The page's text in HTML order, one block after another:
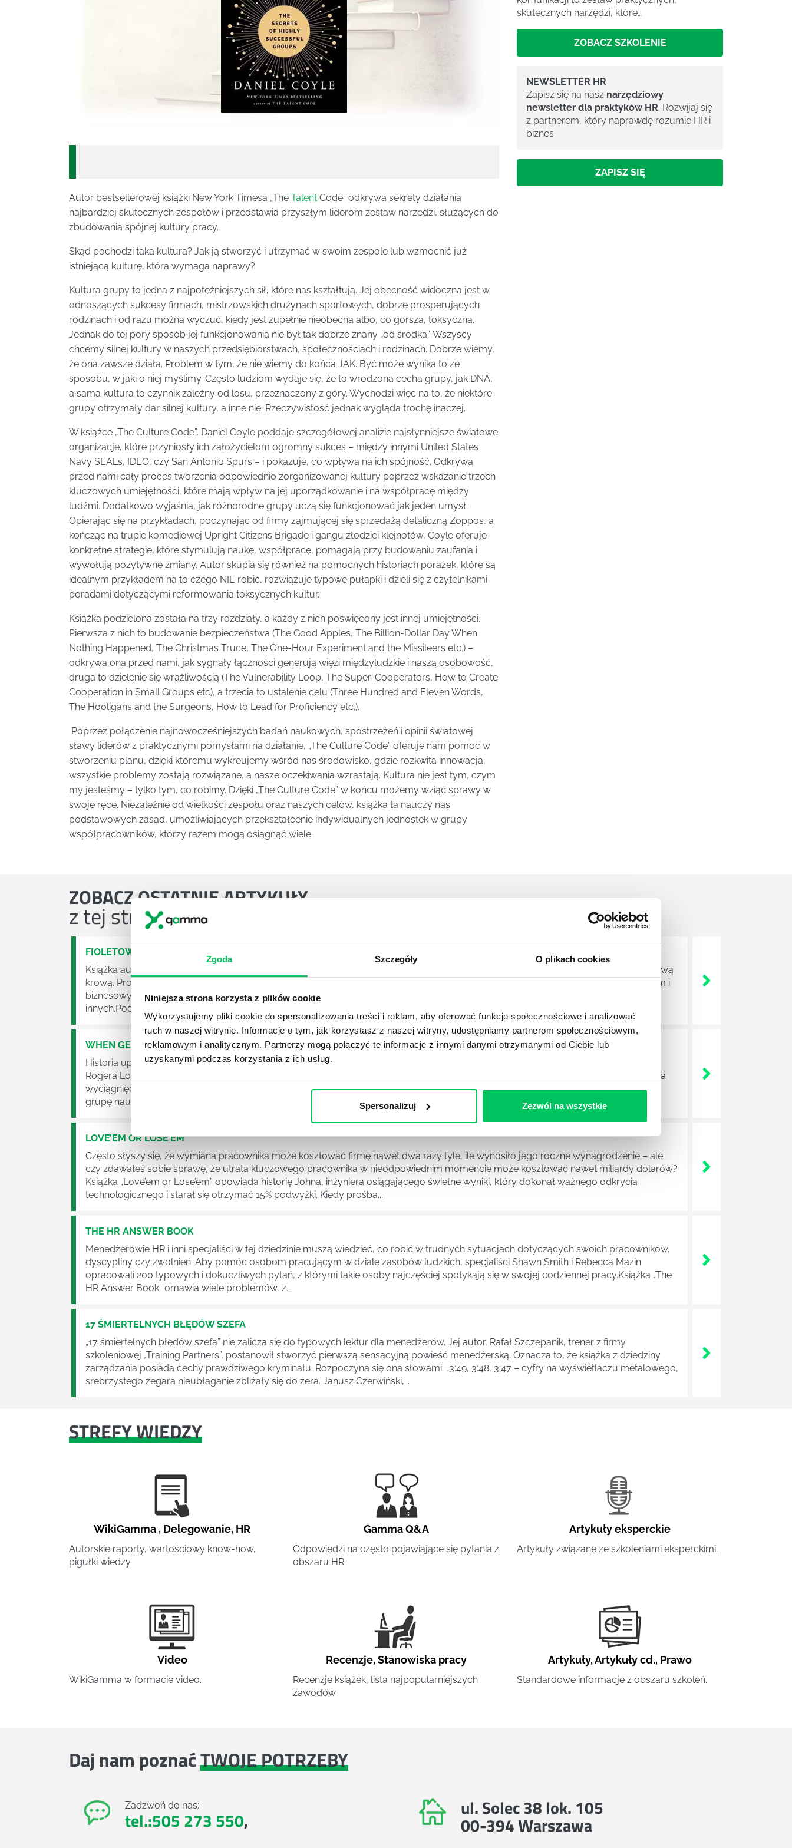
Zgoda Szczegóły O plikach cookies
Niniejsza strona korzysta z plików cookie
Wykorzystujemy pliki cookie do spersonalizowania treści i reklam, aby oferować funkcje społecznościowe i analizować
ruch w naszej witrynie. Informacje o tym, jak korzystasz z naszej witryny, udostępniamy partnerom społecznościowym,
reklamowym i analitycznym. Partnerzy mogą połączyć te informacje z innymi danymi otrzymanymi od Ciebie lub
uzyskanymi podczas korzystania z ich usług.
Spersonalizuj Zezwól na wszystkie
Autor bestsellerowej książki New York Timesa „The Talent Code” odkrywa sekrety działania
najbardziej skutecznych zespołów i przedstawia przyszłym liderom zestaw narzędzi, służących do
zbudowania spójnej kultury pracy.
Skąd pochodzi taka kultura? Jak ją stworzyć i utrzymać w swoim zespole lub wzmocnić już
istniejącą kulturę, która wymaga naprawy?
Kultura grupy to jedna z najpotężniejszych sił, które nas kształtują. Jej obecność widoczna jest w
odnoszących sukcesy firmach, mistrzowskich drużynach sportowych, dobrze prosperujących
rodzinach i od razu można wyczuć, kiedy jest zupełnie nieobecna albo, co gorsza, toksyczna.
Jednak do tej pory sposób jej funkcjonowania nie był tak dobrze znany „od środka”. Wszyscy
chcemy silnej kultury w naszych przedsiębiorstwach, społecznościach i rodzinach. Dobrze wiemy,
że ona zawsze działa. Problem w tym, że nie wiemy do końca JAK. Być może wynika to ze
sposobu, w jaki o niej myślimy. Często ludziom wydaje się, że to wrodzona cecha grupy, jak DNA,
a sama kultura to czynnik zależny od losu, przeznaczony z góry. Wychodzi więc na to, że niektóre
grupy otrzymały dar silnej kultury, a inne nie. Rzeczywistość jednak wygląda trochę inaczej.
W książce „The Culture Code”, Daniel Coyle poddaje szczegółowej analizie najsłynniejsze światowe
organizacje, które przyniosły ich założycielom ogromny sukces – między innymi United States
Navy SEALs, IDEO, czy San Antonio Spurs – i pokazuje, co wpływa na ich spójność. Odkrywa
przed nami cały proces tworzenia odpowiednio zorganizowanej kultury poprzez wskazanie trzech
kluczowych umiejętności, które mają wpływ na jej uporządkowanie i na współpracę między
ludźmi. Dodatkowo wyjaśnia, jak różnorodne grupy uczą się funkcjonować jak jeden umysł.
Opierając się na przykładach, poczynając od firmy zajmującej się sprzedażą detaliczną Zoppos, a
kończąc na trupie komediowej Upright Citizens Brigade i gangu złodziei klejnotów, Coyle oferuje
konkretne strategie, które stymulują naukę, współpracę, pomagają przy budowaniu zaufania i
wywołują pozytywne zmiany. Autor skupia się również na pomocnych historiach porażek, które są
idealnym przykładem na to czego NIE robić, rozwiązuje typowe pułapki i dzieli się z czytelnikami
poradami dotyczącymi reformowania toksycznych kultur.
Książka podzielona została na trzy rozdziały, a każdy z nich poświęcony jest innej umiejętności.
Pierwsza z nich to budowanie bezpieczeństwa (The Good Apples, The Billion-Dollar Day When
Nothing Happened, The Christmas Truce, The One-Hour Experiment and the Missileers etc.) –
odkrywa ona przed nami, jak sygnały łączności generują więzi międzyludzkie i naszą osobowość,
druga to dzielenie się wrażliwością (The Vulnerability Loop, The Super-Cooperators, How to Create
Cooperation in Small Groups etc), a trzecia to ustalenie celu (Three Hundred and Eleven Words,
The Hooligans and the Surgeons, How to Lead for Proficiency etc.).
Poprzez połączenie najnowocześniejszych badań naukowych, spostrzeżeń i opinii światowej
sławy liderów z praktycznymi pomysłami na działanie, „The Culture Code” oferuje nam pomoc w
stworzeniu planu, dzięki któremu wykreujemy wśród nas środowisko, gdzie rozkwita innowacja,
wszystkie problemy zostają rozwiązane, a nasze oczekiwania wzrastają. Kultura nie jest tym, czym
my jesteśmy – tylko tym, co robimy. Dzięki „The Culture Code” w końcu możemy wziąć sprawy w
swoje ręce. Niezależnie od wielkości zespołu oraz naszych celów, książka ta nauczy nas
podstawowych zasad, umożliwiających przekształcenie indywidualnych jednostek w grupy
współpracowników, którzy razem mogą osiągnąć wiele.
skutecznych narzędzi, które…
ZOBACZ SZKOLENIE
NEWSLETTER HR
Zapisz się na nasz narzędziowy
newsletter dla praktyków HR. Rozwijaj się
z partnerem, który naprawdę rozumie HR i
biznes
ZAPISZ SIĘ
ZOBACZOSTATNIE ARTYKUŁY
z tej strefy wiedzy
FIOLETOWA KROWA
Książka autorstwa Setha Godina zachęca do tego, aby wprowadzić do swojego życia pewien wyjątkowy element – nazywany fioletową
krową. Prostota tego przekazu odkrywa głębszy sens lektury: fioletowa krowa jest niczym innym, jak pewnym celem marketingowym i
biznesowym, motywującym do działania i do tworzenia produktów oraz usług, które są atrakcyjne i wyróżniające się na tle
innych.Podtytuł książki brzmi: „Zmień się i...
WHEN GENIUS FAILED
Historia upadku funduszu hedgingowego LTCM (Long Term Capital Management) zostaje opowiedziana po raz kolejny w książce
Rogera Lowensteina, zatytułowanej „When genius failed: the rise and fall of Long Term Capital Management” i pozwala czytelnikom na
wyciągnięcie pożytecznych wniosków, dzięki którym mogą lepiej zadbać o finanse swojej firmy.Fundusz ten prowadzony był przez
grupę naukowców uhonorowanych Nagrodą Nobla z dziedziny ekonomii, którzy...
LOVE’EM OR LOSE’EM
Często słyszy się, że wymiana pracownika może kosztować firmę nawet dwa razy tyle, ile wynosiło jego roczne wynagrodzenie – ale
czy zdawałeś sobie sprawę, że utrata kluczowego pracownika w nieodpowiednim momencie może kosztować nawet miliardy dolarów?
Książka „Love’em or Lose’em” opowiada historię Johna, inżyniera osiągającego świetne wyniki, który dokonał ważnego odkrycia
technologicznego i starał się otrzymać 15% podwyżki. Kiedy prośba...
THE HR ANSWER BOOK
Menedżerowie HR i inni specjaliści w tej dziedzinie muszą wiedzieć, co robić w trudnych sytuacjach dotyczących swoich pracowników,
dyscypliny czy zwolnień. Aby pomóc osobom pracującym w dziale zasobów ludzkich, specjaliści Shawn Smith i Rebecca Mazin
opracowali 200 typowych i dokuczliwych pytań, z którymi takie osoby najczęściej spotykają się w swojej codziennej pracy.Książka „The
HR Answer Book” omawia wiele problemów, z...
17 ŚMIERTELNYCH BŁĘDÓW SZEFA
„17 śmiertelnych błędów szefa” nie zalicza się do typowych lektur dla menedżerów. Jej autor, Rafał Szczepanik, trener z firmy
szkoleniowej „Training Partners”, postanowił stworzyć pierwszą sensacyjną powieść menedżerską. Oznacza to, że książka z dziedziny
zarządzania posiada cechy prawdziwego kryminału. Rozpoczyna się ona słowami: „3:49, 3:48, 3:47 – cyfry na wyświetlaczu metalowego,
srebrzystego zegara nieubłaganie zbliżały się do zera. Janusz Czerwiński,...
STREFY WIEDZY
WikiGamma , Delegowanie, HR
Autorskie raporty, wartościowy know-how,
pigułki wiedzy.
Gamma Q&A
Odpowiedzi na często pojawiające się pytania z
obszaru HR.
Artykuły eksperckie
Artykuły związane ze szkoleniami eksperckimi.
Video
WikiGamma w formacie video.
Recenzje,Stanowiska pracy
Recenzje książek, lista najpopularniejszych
zawodów.
Artykuły,Artykuły cd., Prawo
Standardowe informacje z obszaru szkoleń.
Daj nam poznaćTWOJE POTRZEBY
Zadzwoń do nas:
tel.:505 273 550,
ul. Solec 38 lok. 105
00-394 Warszawa